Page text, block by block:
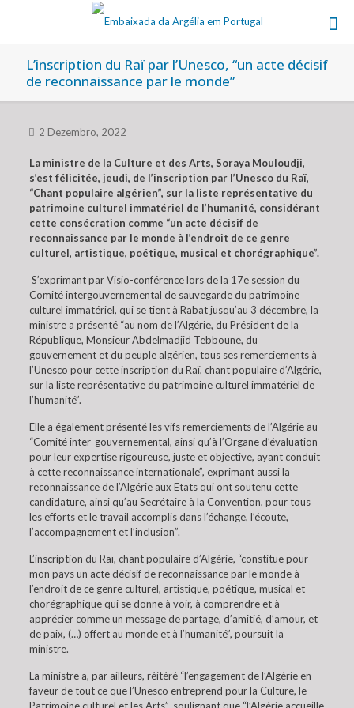
L’inscription du Raï par l’Unesco, “un acte décisif
de reconnaissance par le monde”
2 Dezembro, 2022
La ministre de la Culture et des Arts, Soraya Mouloudji,
s’est félicitée, jeudi, de l’inscription par l’Unesco du Raï,
“Chant populaire algérien”, sur la liste représentative du
patrimoine culturel immatériel de l’humanité, considérant
cette consécration comme “un acte décisif de
reconnaissance par le monde à l’endroit de ce genre
culturel, artistique, poétique, musical et chorégraphique”.
S’exprimant par Visio-conférence lors de la 17e session du
Comité intergouvernemental de sauvegarde du patrimoine
culturel immatériel, qui se tient à Rabat jusqu’au 3 décembre, la
ministre a présenté “au nom de l’Algérie, du Président de la
République, Monsieur Abdelmadjid Tebboune, du
gouvernement et du peuple algérien, tous ses remerciements à
l’Unesco pour cette inscription du Raï, chant populaire d’Algérie,
sur la liste représentative du patrimoine culturel immatériel de
l’humanité”.
Elle a également présenté les vifs remerciements de l’Algérie au
“Comité inter-gouvernemental, ainsi qu’à l’Organe d’évaluation
pour leur expertise rigoureuse, juste et objective, ayant conduit
à cette reconnaissance internationale”, exprimant aussi la
reconnaissance de l’Algérie aux Etats qui ont soutenu cette
candidature, ainsi qu’au Secrétaire à la Convention, pour tous
les efforts et le travail accomplis dans l’échange, l’écoute,
l’accompagnement et l’inclusion”.
L’inscription du Raï, chant populaire d’Algérie, “constitue pour
mon pays un acte décisif de reconnaissance par le monde à
l’endroit de ce genre culturel, artistique, poétique, musical et
chorégraphique qui se donne à voir, à comprendre et à
apprécier comme un message de partage, d’amitié, d’amour, et
de paix, (…) offert au monde et à l’humanité”, poursuit la
ministre.
La ministre a, par ailleurs, réitéré “l’engagement de l’Algérie en
faveur de tout ce que l’Unesco entreprend pour la Culture, le